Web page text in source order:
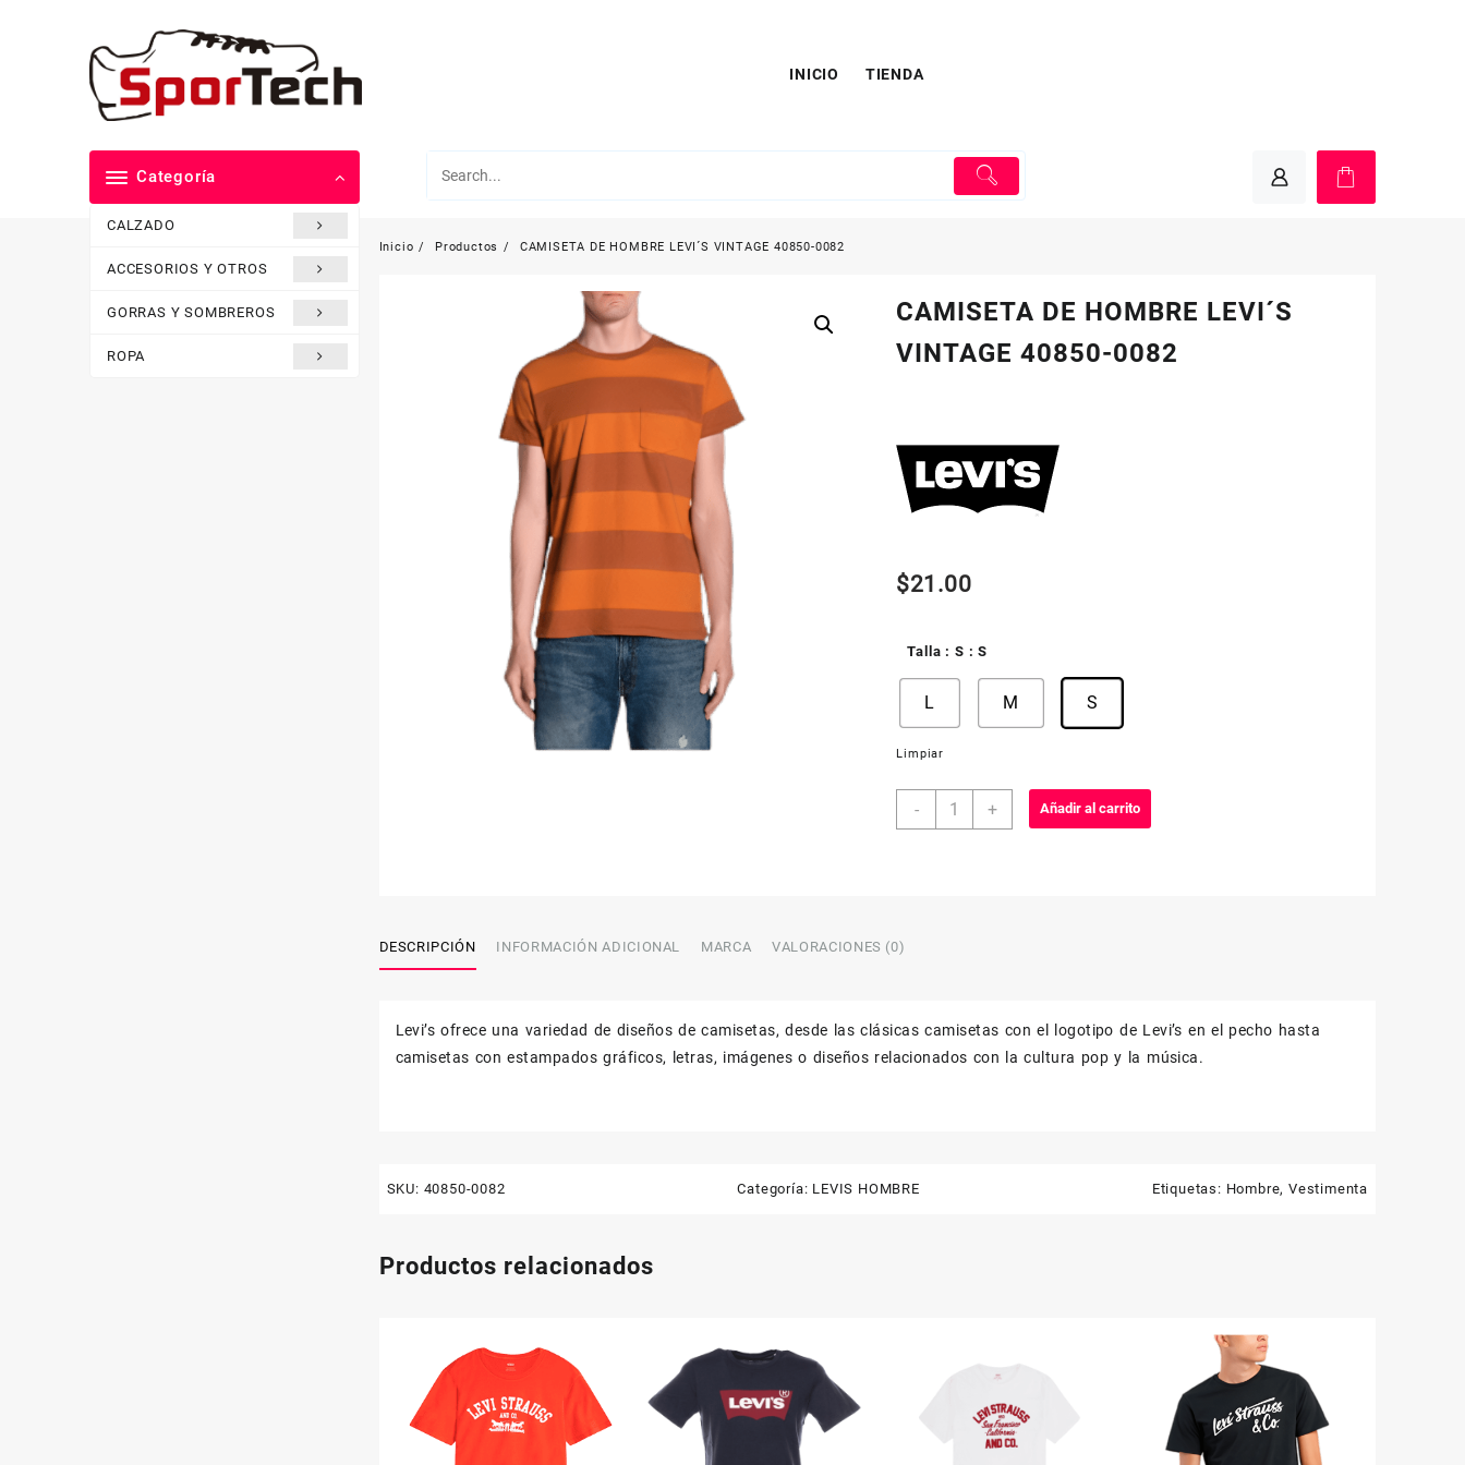
INICIO TIENDA
Categoría
CALZADO
ACCESORIOS Y OTROS
GORRAS Y SOMBREROS
ROPA
Inicio Productos CAMISETA DE HOMBRE LEVI´S VINTAGE 40850-0082
CAMISETA DE HOMBRE LEVI´S
VINTAGE 40850-0082
$21.00
Talla : S : S
L M S
Limpiar
-
CAMISETA
+ Añadir al carrito
DESCRIPCIÓN INFORMACIÓN ADICIONAL MARCA VALORACIONES (0)
Levi’s ofrece una variedad de diseños de camisetas, desde las clásicas camisetas con el logotipo de Levi’s en el pecho hasta
camisetas con estampados gráficos, letras, imágenes o diseños relacionados con la cultura pop y la música.
SKU: 40850-0082 Categoría: LEVIS HOMBRE Etiquetas: Hombre, Vestimenta
Productos relacionados